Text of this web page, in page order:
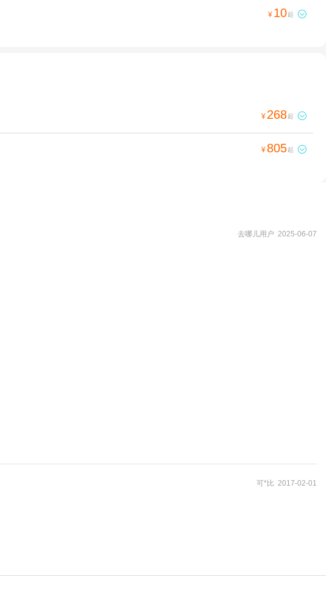
¥ 10起 
¥ 268起 
¥ 805起 
去哪儿用户 2025-06-07
可*比 2017-02-01